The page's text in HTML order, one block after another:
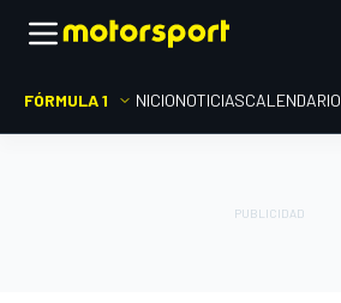
FÓRMULA 1 INICIONOTICIASCALENDARIO